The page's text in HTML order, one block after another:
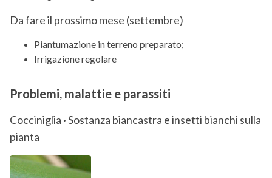
Da fare il prossimo mese (settembre)
Piantumazione in terreno preparato;
Irrigazione regolare
Problemi, malattie e parassiti
Cocciniglia · Sostanza biancastra e insetti bianchi sulla
pianta